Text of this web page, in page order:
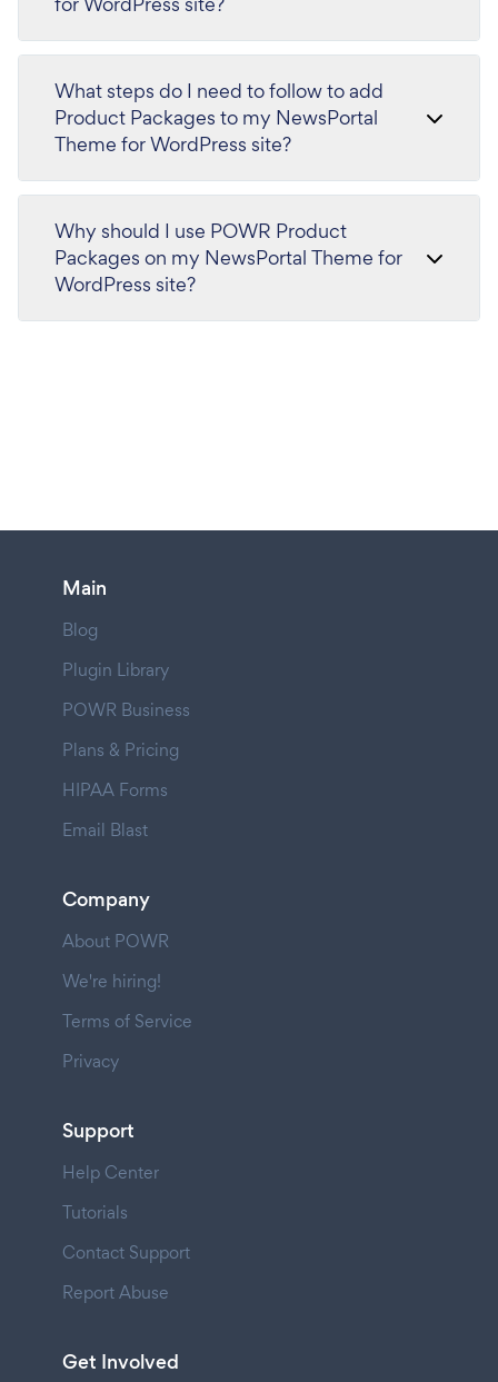
What steps do I need to follow to add
Product Packages to my NewsPortal
Theme for WordPress site?
Why should I use POWR Product
Packages on my NewsPortal Theme for
WordPress site?
Main
Blog
Plugin Library
POWR Business
Plans & Pricing
HIPAA Forms
Email Blast
Company
About POWR
We're hiring!
Terms of Service
Privacy
Support
Help Center
Tutorials
Contact Support
Report Abuse
Get Involved